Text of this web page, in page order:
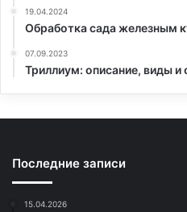
19.04.2024
Обработка сада железным
07.09.2023
Триллиум: описание, виды и
Последние записи
15.04.2026